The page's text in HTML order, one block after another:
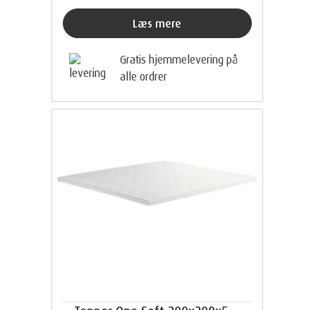
Læs mere
Gratis hjemmelevering på
alle ordrer